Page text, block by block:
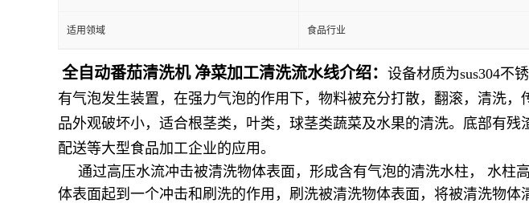
适用领域 食品行业
全自动番茄清洗机 净菜加工清洗流水线介绍： 设备材质为sus304不
有气泡发生装置，在强力气泡的作用下，物料被充分打散，翻滚，清洗
品外观破坏小，适合根茎类，叶类，球茎类蔬菜及水果的清洗。底部有
配送等大型食品加工企业的应用。
通过高压水流冲击被清洗物体表面，形成含有气泡的清洗水柱， 水柱
体表面起到一个冲击和刷洗的作用，刷洗被清洗物体表面，将被清洗物